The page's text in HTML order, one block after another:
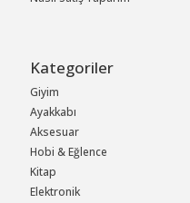
Kategoriler
Giyim
Ayakkabı
Aksesuar
Hobi & Eğlence
Kitap
Elektronik